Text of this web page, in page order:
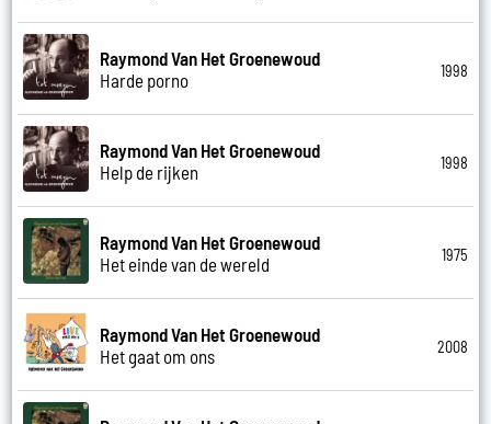
Raymond Van Het Groenewoud
Harde porno
1998
Raymond Van Het Groenewoud
Help de rijken
1998
Raymond Van Het Groenewoud
Het einde van de wereld
1975
Raymond Van Het Groenewoud
Het gaat om ons
2008